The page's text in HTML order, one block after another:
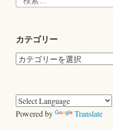
カテゴリー
カ
リ
ー
Powered by Translate